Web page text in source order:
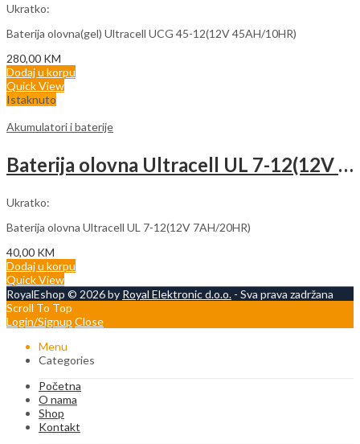
Ukratko:
Baterija olovna(gel) Ultracell UCG 45-12(12V 45AH/10HR)
280,00 KM
Dodaj u korpu
Quick View
Istaknuto
Akumulatori i baterije
Baterija olovna Ultracell UL 7-12(12V 7AH/20HR)
Ukratko:
Baterija olovna Ultracell UL 7-12(12V 7AH/20HR)
40,00 KM
Dodaj u korpu
Quick View
RoyalEshop © 2026 by Royal Elektronic d.o.o. - Sva prava zadržana
Scroll To Top
Login/Signup Close
Menu
Categories
Početna
O nama
Shop
Kontakt